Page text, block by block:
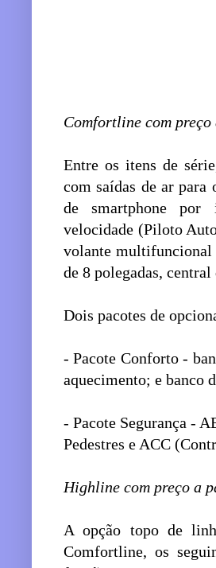
Comfortline com
Entre os itens de
com saídas de ar para
de smartphone por
velocidade (Piloto
volante
de 8 polegadas,
Dois pacotes de
- Pacote Conforto -
aquecimento; e banco
- Pacote Segurança -
Pedestres e ACC
Highline com preço a
A opção topo de
Comfortline, os